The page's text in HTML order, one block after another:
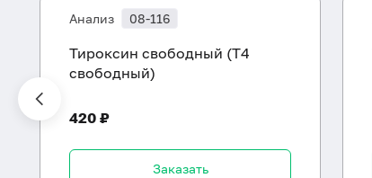
Анализ 08-116
Тироксин свободный (Т4
свободный)
420 ₽
Заказать